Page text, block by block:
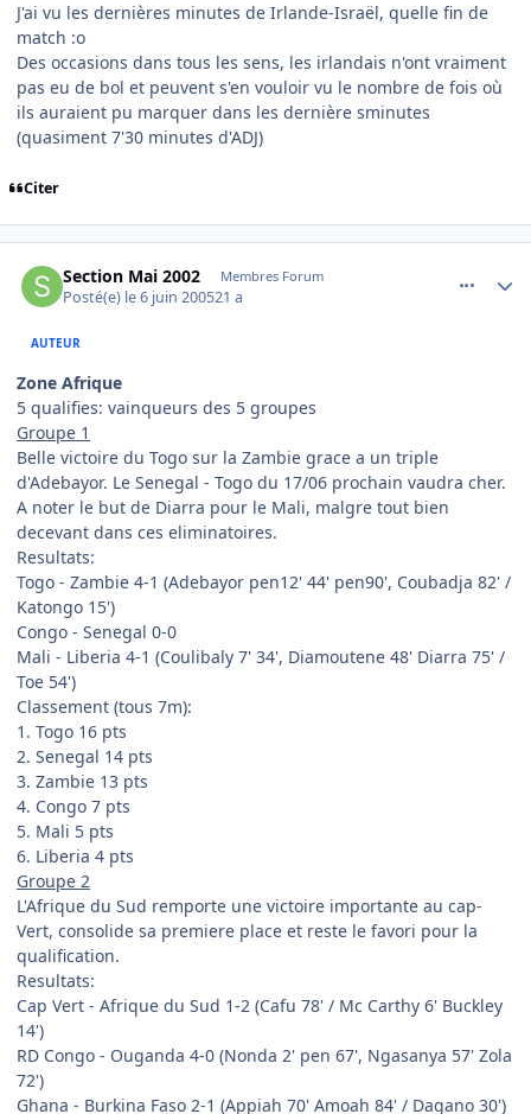
J'ai vu les dernières minutes de Irlande-Israël, quelle fin de
match :o
Des occasions dans tous les sens, les irlandais n'ont vraiment
pas eu de bol et peuvent s'en vouloir vu le nombre de fois où
ils auraient pu marquer dans les dernière sminutes
(quasiment 7'30 minutes d'ADJ)
Citer
Section Mai 2002 Membres Forum
Posté(e) le 6 juin 200521 a
AUTEUR
Zone Afrique
5 qualifies: vainqueurs des 5 groupes
Groupe 1
Belle victoire du Togo sur la Zambie grace a un triple
d'Adebayor. Le Senegal - Togo du 17/06 prochain vaudra cher.
A noter le but de Diarra pour le Mali, malgre tout bien
decevant dans ces eliminatoires.
Resultats:
Togo - Zambie 4-1 (Adebayor pen12' 44' pen90', Coubadja 82' /
Katongo 15')
Congo - Senegal 0-0
Mali - Liberia 4-1 (Coulibaly 7' 34', Diamoutene 48' Diarra 75' /
Toe 54')
Classement (tous 7m):
1. Togo 16 pts
2. Senegal 14 pts
3. Zambie 13 pts
4. Congo 7 pts
5. Mali 5 pts
6. Liberia 4 pts
Groupe 2
L'Afrique du Sud remporte une victoire importante au cap-
Vert, consolide sa premiere place et reste le favori pour la
qualification.
Resultats:
Cap Vert - Afrique du Sud 1-2 (Cafu 78' / Mc Carthy 6' Buckley
14')
RD Congo - Ouganda 4-0 (Nonda 2' pen 67', Ngasanya 57' Zola
72')
Ghana - Burkina Faso 2-1 (Appiah 70' Amoah 84' / Dagano 30')